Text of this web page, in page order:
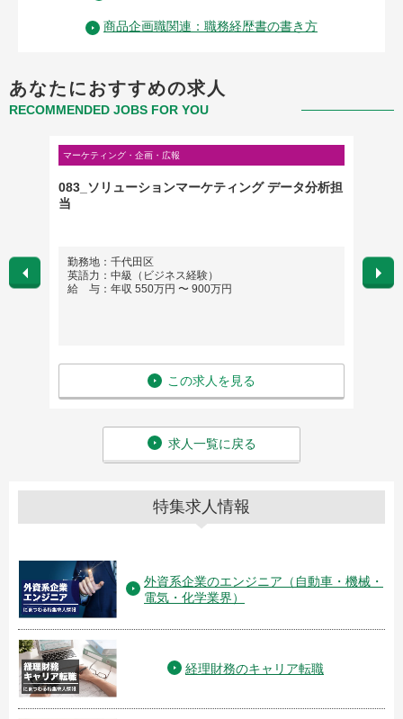
商品企画職関連：職務経歴書の書き方
あなたにおすすめの求人
RECOMMENDED JOBS FOR YOU
マーケティング・企画・広報
083_ソリューションマーケティング データ分析担
当
勤務地：千代田区
英語力：中級（ビジネス経験）
給 与：年収 550万円 〜 900万円
この求人を見る
勤務
英語
給 与
求人一覧に戻る
特集求人情報
外資系企業のエンジニア（自動車・機械・
電気・化学業界）
経理財務のキャリア転職